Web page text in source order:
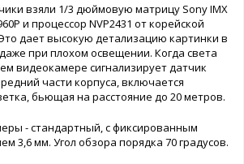
взяли 1/3 дюймовую матрицу Sony IMX
и процессор NVP2431 от корейской
дает высокую детализацию картинки в
при плохом освещении. Когда света
видеокамере сигнализирует датчик
части корпуса, включается
бьющая на расстояние до 20 метров.
- стандартный, с фиксированным
3,6 мм. Угол обзора порядка 70 градусов.